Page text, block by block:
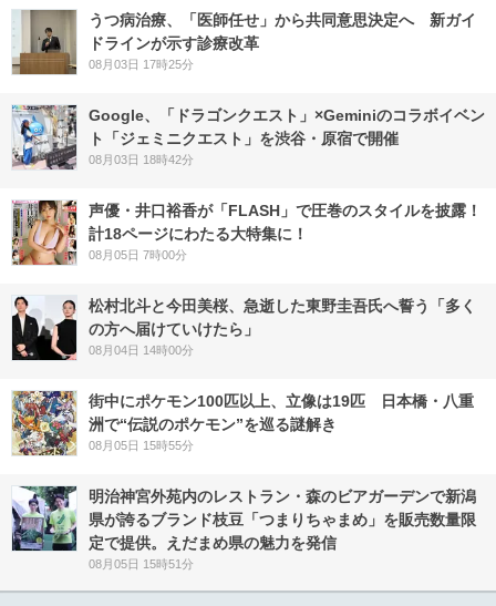
うつ病治療、「医師任せ」から共同意思決定へ 新ガイ
ドラインが示す診療改革
08月03日 17時25分
Google、「ドラゴンクエスト」×Geminiのコラボイベン
ト「ジェミニクエスト」を渋谷・原宿で開催
08月03日 18時42分
声優・井口裕香が「FLASH」で圧巻のスタイルを披露！
計18ページにわたる大特集に！
08月05日 7時00分
松村北斗と今田美桜、急逝した東野圭吾氏へ誓う「多く
の方へ届けていけたら」
08月04日 14時00分
街中にポケモン100匹以上、立像は19匹 日本橋・八重
洲で“伝説のポケモン”を巡る謎解き
08月05日 15時55分
明治神宮外苑内のレストラン・森のビアガーデンで新潟
県が誇るブランド枝豆「つまりちゃまめ」を販売数量限
定で提供。えだまめ県の魅力を発信
08月05日 15時51分